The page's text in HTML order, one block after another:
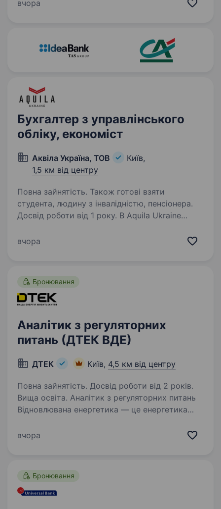
вчора
Бухгалтер з управлінського
обліку, економіст
Аквіла Україна, ТОВ
Київ,
1,5 км від центру
Повна зайнятість. Також готові взяти
студента, людину з інвалідністю, пенсіонера.
Досвід роботи від 1 року. В Aquila Ukraine
й здорових процесах. Тому шукаємо
вчора
Бронювання
Аналітик з регуляторних
питань (ДТЕК ВДЕ)
ДТЕК Київ, 4,5 км від центру
Повна зайнятість. Досвід роботи від 2 років.
Вища освіта. Аналітик з регуляторних питань
Відновлювана енергетика — це енергетика
Розвитком проектів відновлюваної генерації
вчора
Бронювання